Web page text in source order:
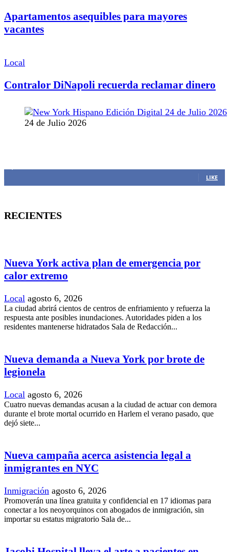
Apartamentos asequibles para mayores
vacantes
Local
Contralor DiNapoli recuerda reclamar dinero
24 de Julio 2026
LIKE
RECIENTES
Nueva York activa plan de emergencia por
calor extremo
Local agosto 6, 2026
La ciudad abrirá cientos de centros de enfriamiento y refuerza la
respuesta ante posibles inundaciones. Autoridades piden a los
residentes mantenerse hidratados Sala de Redacción...
Nueva demanda a Nueva York por brote de
legionela
Local agosto 6, 2026
Cuatro nuevas demandas acusan a la ciudad de actuar con demora
durante el brote mortal ocurrido en Harlem el verano pasado, que
dejó siete...
Nueva campaña acerca asistencia legal a
inmigrantes en NYC
Inmigración agosto 6, 2026
Promoverán una línea gratuita y confidencial en 17 idiomas para
conectar a los neoyorquinos con abogados de inmigración, sin
importar su estatus migratorio Sala de...